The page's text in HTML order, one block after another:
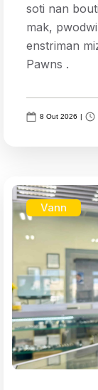
soti nan
mak,
enstriman
Pawns .
8 Out 2026 |
Vann